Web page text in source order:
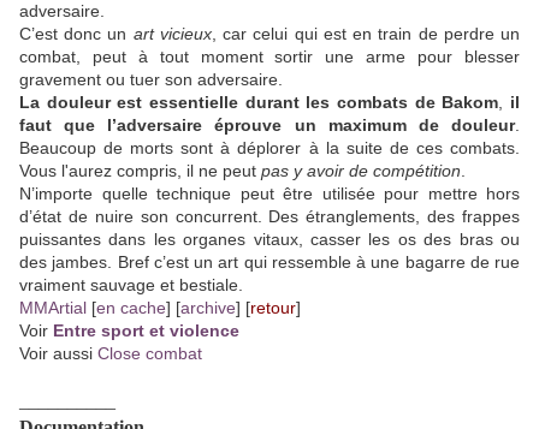
adversaire.
C’est donc un art vicieux, car celui qui est en train de perdre un
combat, peut à tout moment sortir une arme pour blesser
gravement ou tuer son adversaire.
La douleur est essentielle durant les combats de Bakom
il
faut que l’adversaire éprouve un maximum de douleur.
Beaucoup de morts sont à déplorer à la suite de ces combats.
Vous l'aurez compris, il ne peut pas y avoir de compétition
N’importe quelle technique peut être utilisée pour mettre hors
d’état de nuire son concurrent. Des étranglements, des frappes
puissantes dans les organes vitaux, casser les os des bras ou
des jambes. Bref c’est un art qui ressemble à une bagarre de rue
vraiment sauvage et bestiale.
MMArtial [en cache] [archive] [retour]
Voir Entre sport et violence
Voir aussi Close combat